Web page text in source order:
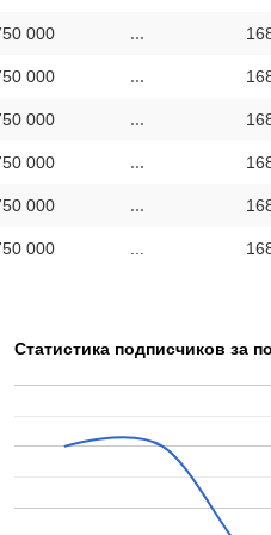
000 ...
000 ...
000 ...
000 ...
000 ...
000
Статистика подписчиков за